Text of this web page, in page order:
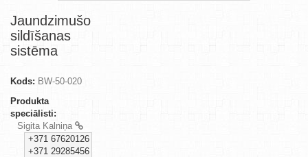
Jaundzimušo
sildīšanas
sistēma
Kods: BW-50-020
Produkta
speciālisti:
Sigita Kalniņa
+371 67620126
+371 29285456